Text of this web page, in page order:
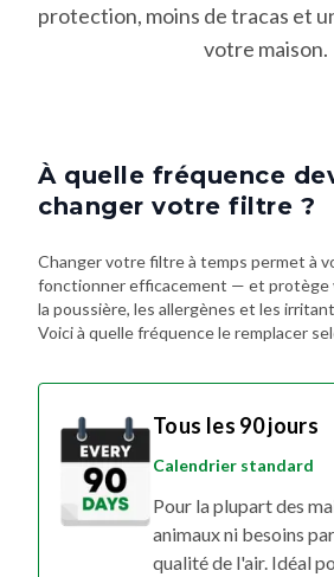
protection, moins de tracas et
votre maison.
À quelle fréquence
changer votre filtre ?
Changer votre filtre à temps permet à
fonctionner efficacement — et protège
la poussière, les allergènes et les
Voici à quelle fréquence le remplacer
Tous les 90 jours
Calendrier standard
Pour la plupart des
animaux ni besoins
qualité de l'air. Idéal